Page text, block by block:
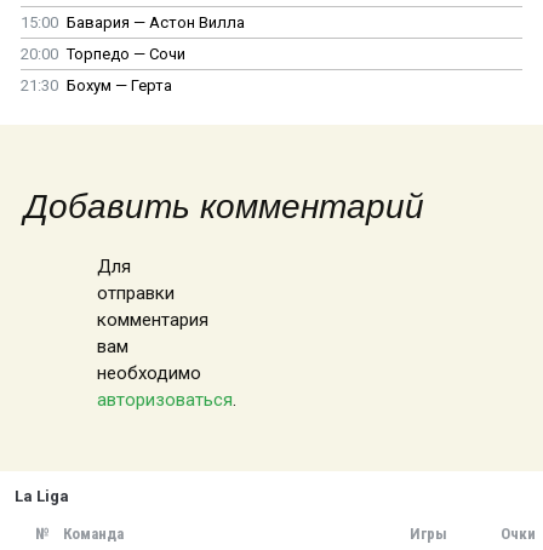
15:00 Бавария — Астон Вилла
20:00 Торпедо — Сочи
21:30 Бохум — Герта
Добавить комментарий
Для
отправки
комментария
вам
необходимо
авторизоваться.
La Liga
№ Команда Игры Очки